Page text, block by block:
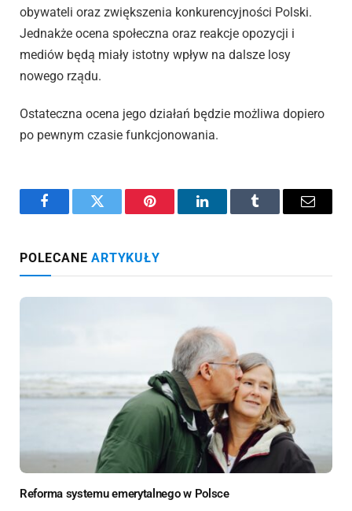
obywateli oraz zwiększenia konkurencyjności Polski.
Jednakże ocena społeczna oraz reakcje opozycji i
mediów będą miały istotny wpływ na dalsze losy
nowego rządu.
Ostateczna ocena jego działań będzie możliwa dopiero
po pewnym czasie funkcjonowania.
FacebookTwitter Pinterest LinkedInTumblr Email
POLECANEARTYKUŁY
Reforma systemu emerytalnego w Polsce